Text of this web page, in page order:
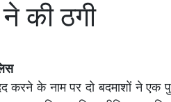
की ठगी
करने के नाम पर दो बदमाशों ने एक